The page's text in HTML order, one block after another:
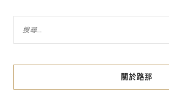
關於路那